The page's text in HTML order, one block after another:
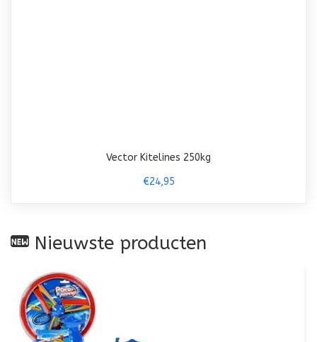
Vector Kitelines 250kg
€24,95
Nieuwste producten